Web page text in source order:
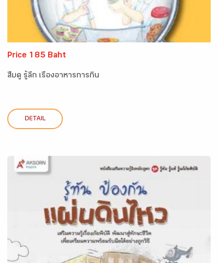
Price 185 Baht
สืบดู รู้ลึก เรื่องอาหารการกิน
DETAIL